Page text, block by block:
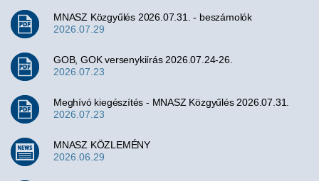
MNASZ Közgyűlés 2026.07.31. - beszámolók
2026.07.29
GOB, GOK versenykiírás 2026.07.24-26.
2026.07.23
Meghívó kiegészítés - MNASZ Közgyűlés 2026.07.31.
2026.07.23
MNASZ KÖZLEMÉNY
2026.06.29